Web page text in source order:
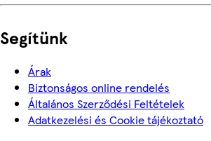
Segítünk
Árak
Biztonságos online rendelés
Általános Szerződési Feltételek
Adatkezelési és Cookie tájékoztató